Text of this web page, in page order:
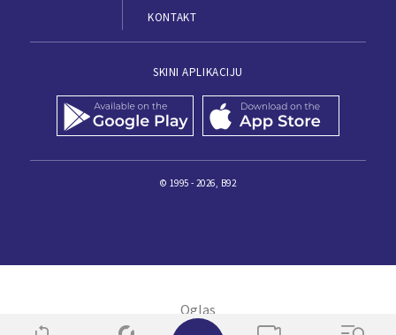
KONTAKT
SKINI APLIKACIJU
© 1995 - 2026, B92
✕